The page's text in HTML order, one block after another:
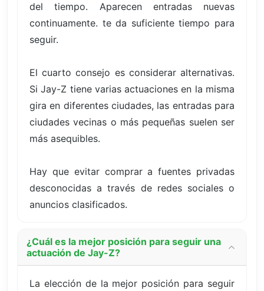
del tiempo. Aparecen entradas nuevas
continuamente. te da suficiente tiempo para
seguir.
El cuarto consejo es considerar alternativas.
Si Jay-Z tiene varias actuaciones en la misma
gira en diferentes ciudades, las entradas para
ciudades vecinas o más pequeñas suelen ser
más asequibles.
Hay que evitar comprar a fuentes privadas
desconocidas a través de redes sociales o
anuncios clasificados.
¿Cuál es la mejor posición para seguir una
actuación de Jay-Z?
La elección de la mejor posición para seguir